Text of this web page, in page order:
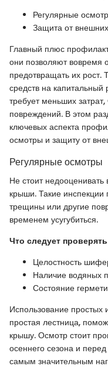
Регулярные
Защита от
Главный плюс
они позволяют вовремя
предотвращать их рост.
средств на капитальный
требует меньших
повреждений. В этом
ключевых аспекта
осмотры и защиту от
Регулярные осмотры
Не стоит
крыши. Такие инспекции
трещины или другие
временем усугубиться.
Что следует
Целостность
Наличие водяных
Состояние
Использование простых
простая лестница,
крышу. Осмотр стоит
осеннего сезона и
самым значительным